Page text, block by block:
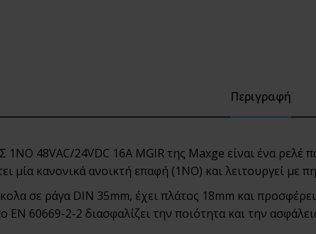
Περιγραφή
48VAC/24VDC 16A MGIR της Maxge είναι ένα
μία κανονικά ανοικτή επαφή (1NO) και λειτουργεί με
σε ράγα DIN 35mm, έχει πλάτος 18mm και
60669-2-2 διασφαλίζει την ποιότητα και την